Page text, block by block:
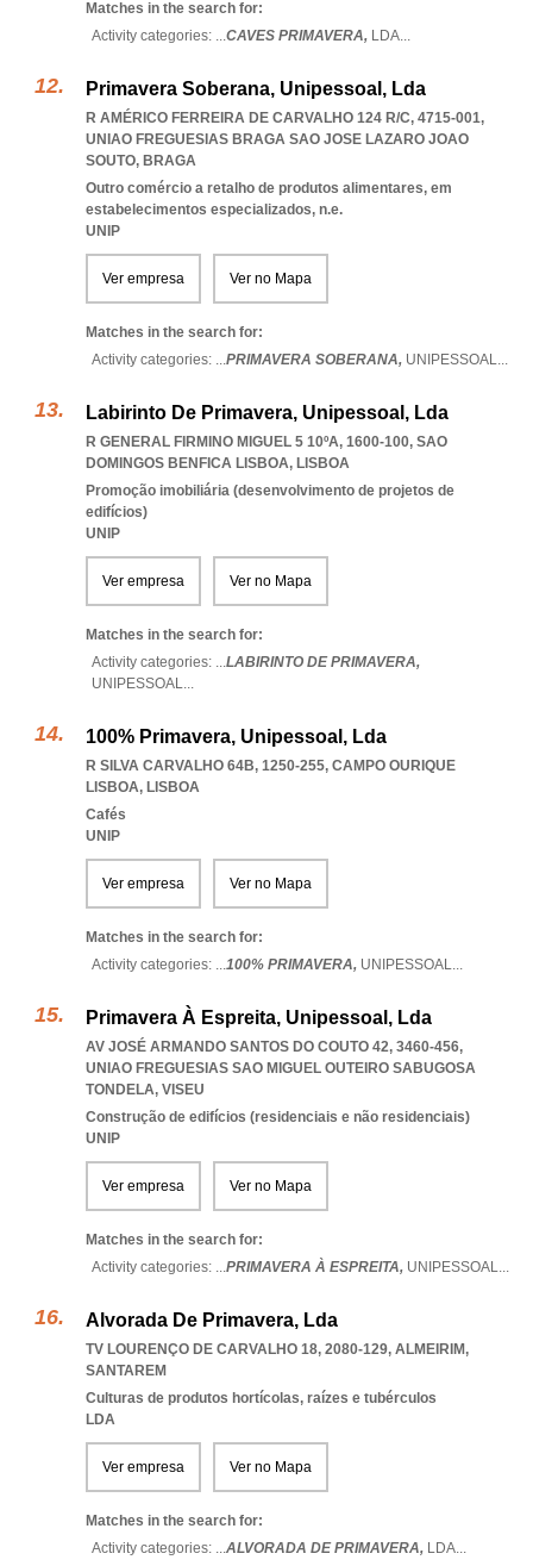
Matches in the search for:
Activity categories: ...CAVES PRIMAVERA, LDA...
Primavera Soberana, Unipessoal, Lda
R AMÉRICO FERREIRA DE CARVALHO 124 R/C, 4715-001,
UNIAO FREGUESIAS BRAGA SAO JOSE LAZARO JOAO
SOUTO, BRAGA
Outro comércio a retalho de produtos alimentares, em
estabelecimentos especializados, n.e.
UNIP
Ver empresa Ver no Mapa
Matches in the search for:
Activity categories: ...PRIMAVERA SOBERANA, UNIPESSOAL...
Labirinto De Primavera, Unipessoal, Lda
R GENERAL FIRMINO MIGUEL 5 10ºA, 1600-100, SAO
DOMINGOS BENFICA LISBOA, LISBOA
Promoção imobiliária (desenvolvimento de projetos de
edifícios)
UNIP
Ver empresa Ver no Mapa
Matches in the search for:
Activity categories: ...LABIRINTO DE PRIMAVERA,
UNIPESSOAL...
100% Primavera, Unipessoal, Lda
R SILVA CARVALHO 64B, 1250-255, CAMPO OURIQUE
LISBOA, LISBOA
Cafés
UNIP
Ver empresa Ver no Mapa
Matches in the search for:
Activity categories: ...100% PRIMAVERA, UNIPESSOAL...
Primavera À Espreita, Unipessoal, Lda
AV JOSÉ ARMANDO SANTOS DO COUTO 42, 3460-456,
UNIAO FREGUESIAS SAO MIGUEL OUTEIRO SABUGOSA
TONDELA, VISEU
Construção de edifícios (residenciais e não residenciais)
UNIP
Ver empresa Ver no Mapa
Matches in the search for:
Activity categories: ...PRIMAVERA À ESPREITA, UNIPESSOAL...
Alvorada De Primavera, Lda
TV LOURENÇO DE CARVALHO 18, 2080-129, ALMEIRIM,
SANTAREM
Culturas de produtos hortícolas, raízes e tubérculos
LDA
Ver empresa Ver no Mapa
Matches in the search for:
Activity categories: ...ALVORADA DE PRIMAVERA, LDA...